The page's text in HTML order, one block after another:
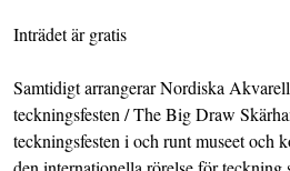
Inträdet är gratis
Samtidigt arrangerar Nordiska
teckningsfesten / The Big Draw
teckningsfesten i och runt museet och